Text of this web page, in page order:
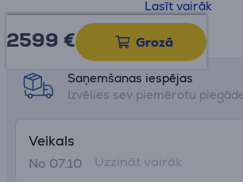
• Variabls un stabils novietojums -
Lasīt vairāk
2599 € Grozā
Datu lapa
Saņemšanas iespējas
Izvēlies sev piemērotu
Veikals
No 07.10
Uzzināt vairāk